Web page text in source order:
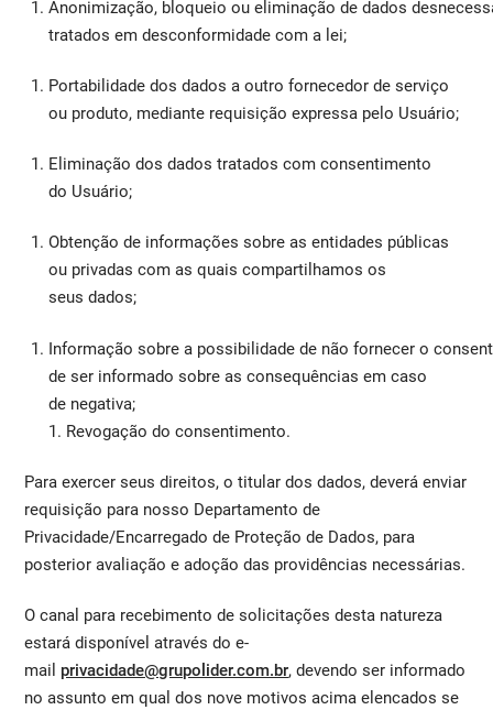
Anonimização, bloqueio ou eliminação de dados
tratados em desconformidade com a lei;
Portabilidade dos dados a outro fornecedor de serviço
ou produto, mediante requisição expressa pelo Usuário;
Eliminação dos dados tratados com consentimento
do Usuário;
Obtenção de informações sobre as entidades públicas
ou privadas com as quais compartilhamos os
seus dados;
Informação sobre a possibilidade de não fornecer o
de ser informado sobre as consequências em caso
de negativa;
1. Revogação do consentimento.
Para exercer seus direitos, o titular dos dados, deverá enviar
requisição para nosso Departamento de
Privacidade/Encarregado de Proteção de Dados, para
posterior avaliação e adoção das providências necessárias.
O canal para recebimento de solicitações desta natureza
estará disponível através do e-
mail privacidade@grupolider.com.br, devendo ser informado
no assunto em qual dos nove motivos acima elencados se